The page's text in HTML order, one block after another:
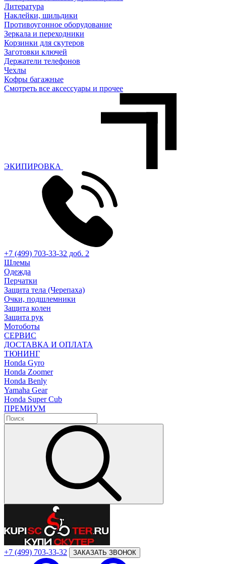
Литература
Наклейки, шильдики
Противоугонное оборудование
Зеркала и переходники
Корзинки для скутеров
Заготовки ключей
Держатели телефонов
Чехлы
Кофры багажные
Смотреть все аксессуары и прочее
ЭКИПИРОВКА
+7 (499) 703-33-32 доб. 2
Шлемы
Одежда
Перчатки
Защита тела (Черепаха)
Очки, подшлемники
Защита колен
Защита рук
Мотоботы
СЕРВИС
ДОСТАВКА И ОПЛАТА
ТЮНИНГ
Honda Gyro
Honda Zoomer
Honda Benly
Yamaha Gear
Honda Super Cub
ПРЕМИУМ
+7 (499) 703-33-32 ЗАКАЗАТЬ ЗВОНОК